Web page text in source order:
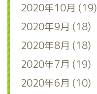
2020年10月 (19)
2020年9月 (18)
2020年8月 (18)
2020年7月 (19)
2020年6月 (10)